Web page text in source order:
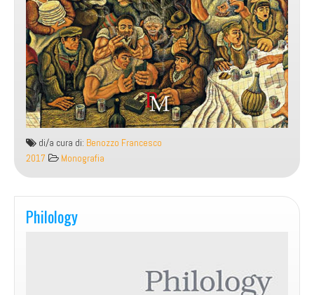
di/a cura di: Benozzo Francesco
2017
Monografia
Philology